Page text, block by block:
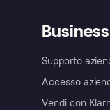
Business
Supporto
Accesso
Vendi con